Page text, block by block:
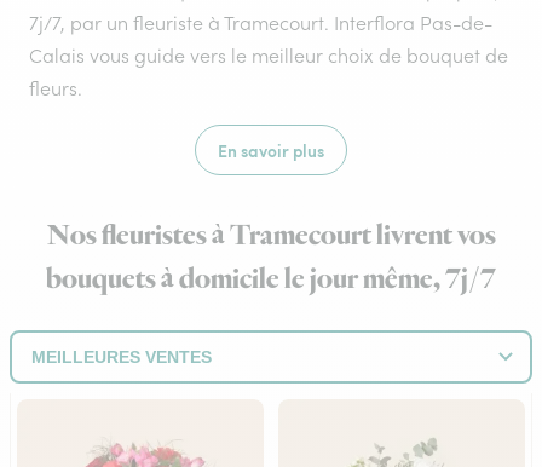
7j/7, par un fleuriste à Tramecourt. Interflora Pas-de-
Calais vous guide vers le meilleur choix de bouquet de
fleurs.
En savoir plus
Nos fleuristes à Tramecourt livrent vos
bouquets à domicile le jour même, 7j/7